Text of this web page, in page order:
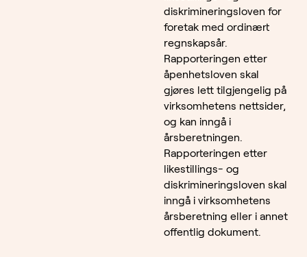
diskrimineringsloven for
foretak med ordinært
regnskapsår.
Rapporteringen etter
åpenhetsloven skal
gjøres lett tilgjengelig på
virksomhetens nettsider,
og kan inngå i
årsberetningen.
Rapporteringen etter
likestillings- og
diskrimineringsloven skal
inngå i virksomhetens
årsberetning eller i annet
offentlig dokument.